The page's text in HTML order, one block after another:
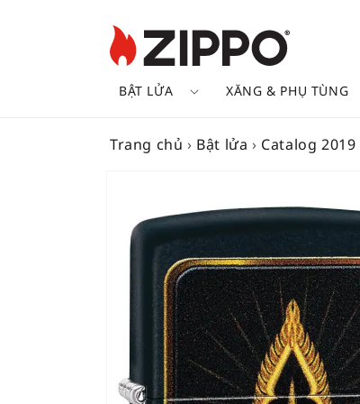
BẬT LỬA XĂNG & PHỤ TÙNG
Trang chủ › Bật lửa › Catalog 2019
INFORMATION